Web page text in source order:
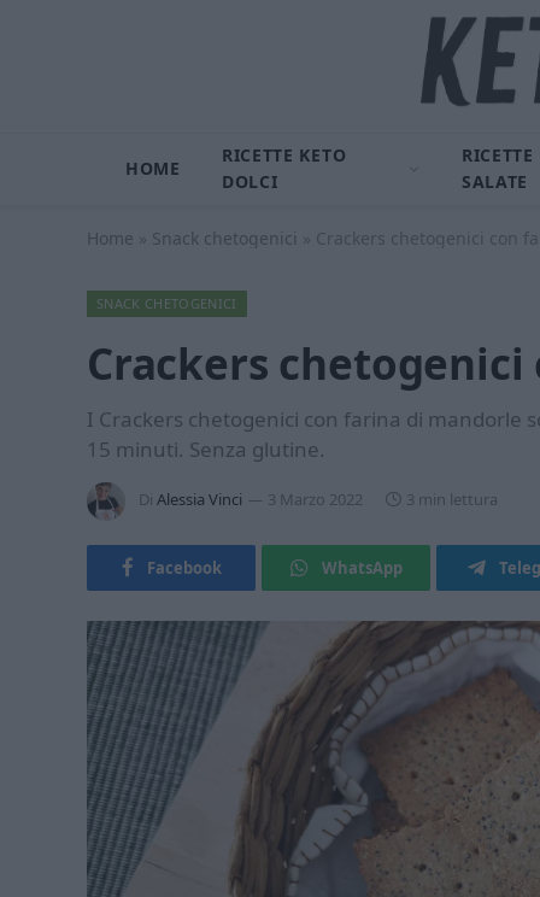
HOME
RICETTE KETO
DOLCI
RICETTE
SALATE
Home » Snack chetogenici » Crackers chetogenici con
SNACK CHETOGENICI
Crackers
I Crackers chetogenici con farina di mandorle
15 minuti. Senza glutine.
Di Alessia Vinci 3 Marzo 2022 3 min lettura
Facebook WhatsApp